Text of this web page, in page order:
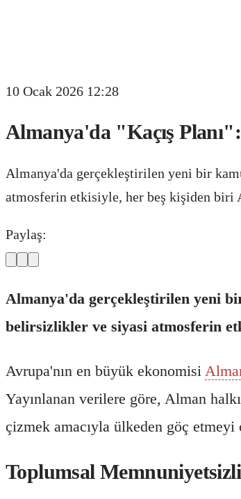
10 Ocak 2026 12:28
Almanya'da "Kaçış
Almanya'da gerçekleştirilen yeni bir
atmosferin etkisiyle, her beş kişiden biri
Paylaş:
Almanya'da gerçekleştirilen yeni
belirsizlikler ve siyasi atmosferin
Avrupa'nın en büyük ekonomisi
Yayınlanan verilere göre, Alman
çizmek amacıyla ülkeden göç
Toplumsal